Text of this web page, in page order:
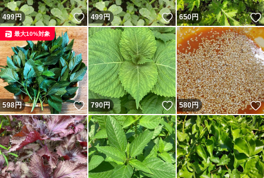
499円 いいね！
499円 いいね！
650円
598円 いいね！
最大10%対象
790円 いいね！
580円